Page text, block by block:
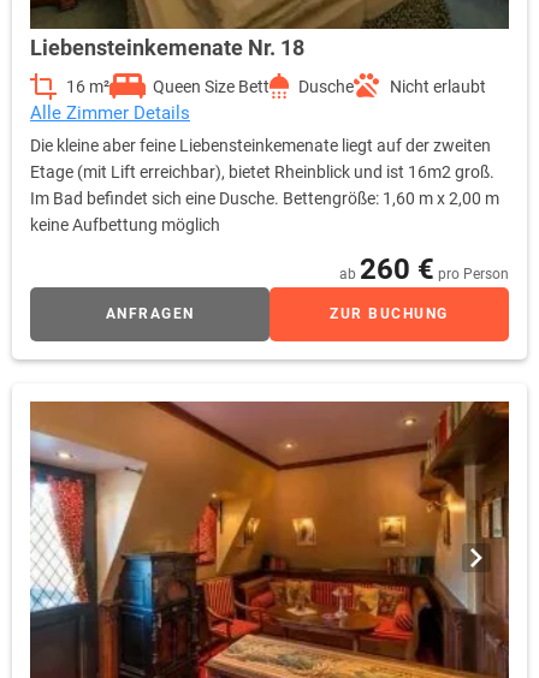
Liebensteinkemenate Nr. 18
16 m² Queen Size Bett Dusche Nicht erlaubt
Alle Zimmer Details
Die kleine aber feine Liebensteinkemenate liegt auf der zweiten
Etage (mit Lift erreichbar), bietet Rheinblick und ist 16m2 groß.
Im Bad befindet sich eine Dusche. Bettengröße: 1,60 m x 2,00 m
keine Aufbettung möglich
ab 260 € pro Person
ANFRAGEN ZUR BUCHUNG